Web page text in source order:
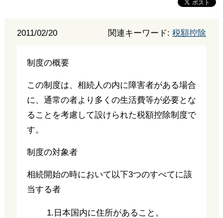
2011/02/20 関連キーワード:税額控除
制度の概要
この制度は、相続人の内に障害者がある場合
に、通常の者より多くの生活費等が必要とな
ることを考慮して設けられた税額控除制度で
す。
制度の対象者
相続開始の時において以下3つのすべてに該
当する者
1.日本国内に住所があること。